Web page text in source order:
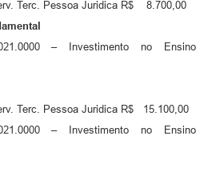
Terc. Pessoa Juridica R$ 8.700,00
– Investimento no Ensino
Terc. Pessoa Juridica R$ 15.100,00
– Investimento no Ensino